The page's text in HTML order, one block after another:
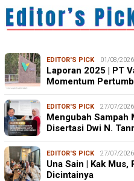
EDITOR'S PICK 01/08/2026
Laporan 2025 | PT
Momentum
EDITOR'S PICK 27/07/2026
Mengubah Sampah
Disertasi Dwi N.
EDITOR'S PICK 27/07/2026
Una Sain | Kak
Dicintainya